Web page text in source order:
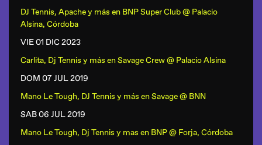
DJ Tennis, Apache y más en BNP Super Club @ Palacio
Alsina, Córdoba
VIE 01 DIC 2023
Carlita, Dj Tennis y más enSavage Crew @ Palacio Alsina
DOM 07 JUL2019
Mano Le Tough, DJ Tennis y más enSavage @ BNN
SAB 06 JUL2019
Mano Le Tough, Dj Tennis y mas en BNP @ Forja, Córdoba